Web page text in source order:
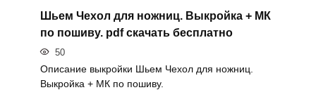
Шьем Чехол для ножниц. Выкройка + МК
по пошиву. pdf скачать бесплатно
50
Описание выкройки Шьем Чехол для ножниц.
Выкройка + МК по пошиву.